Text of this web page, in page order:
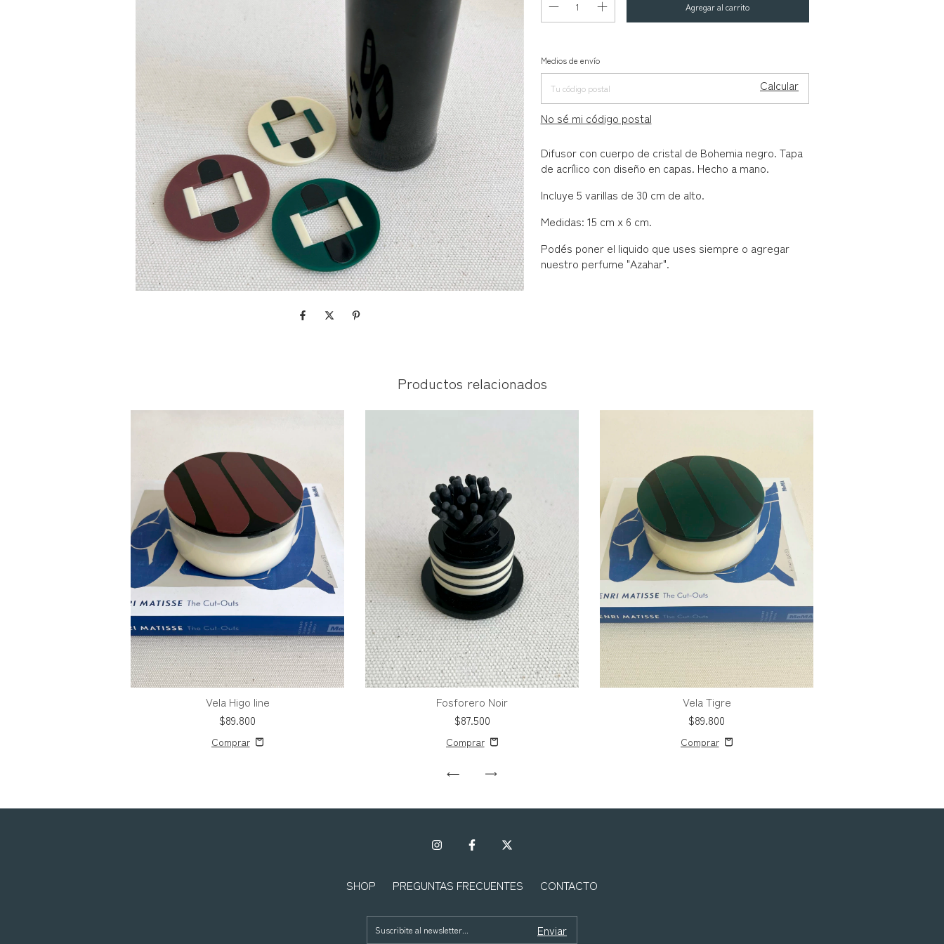
Entregas para el CP:
Medios de envío
Calcular
No sé mi código postal
Difusor con cuerpo de cristal de Bohemia negro. Tapa
de acrílico con diseño en capas. Hecho a mano.
Incluye 5 varillas de 30 cm de alto.
Medidas: 15 cm x 6 cm.
Podés poner el liquido que uses siempre o agregar
nuestro perfume "Azahar".
Productos relacionados
Vela Higo line
$89.800
Fosforero Noir
$87.500
Vela Tigre
$89.800
SHOP PREGUNTAS FRECUENTES CONTACTO